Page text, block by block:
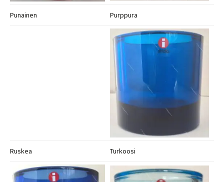
Punainen Purppura
Ruskea Turkoosi